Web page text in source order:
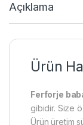
Açıklama
Ürün
Ferforje
gibidir. Size
Ürün üretim